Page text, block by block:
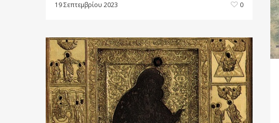
19 Σεπτεμβρίου 2023 0